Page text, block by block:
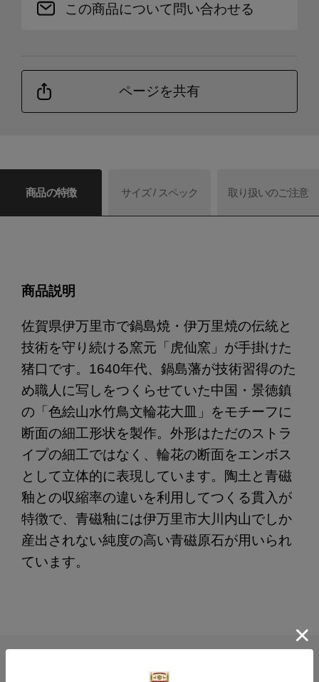
この商品について問い合わせる
ページを共有
商品の特徴 サイズ / スペック 取り扱いのご注意
商品説明
佐賀県伊万里市で鍋島焼・伊万里焼の伝統と
技術を守り続ける窯元「虎仙窯」が手掛けた
猪口です。1640年代、鍋島藩が技術習得のた
め職人に写しをつくらせていた中国・景徳鎮
の「色絵山水竹鳥文輪花大皿」をモチーフに
断面の細工形状を製作。外形はただのストラ
イプの細工ではなく、輪花の断面をエンボス
として立体的に表現しています。陶土と青磁
釉との収縮率の違いを利用してつくる貫入が
特徴で、青磁釉には伊万里市大川内山でしか
産出されない純度の高い青磁原石が用いられ
ています。
レビュー